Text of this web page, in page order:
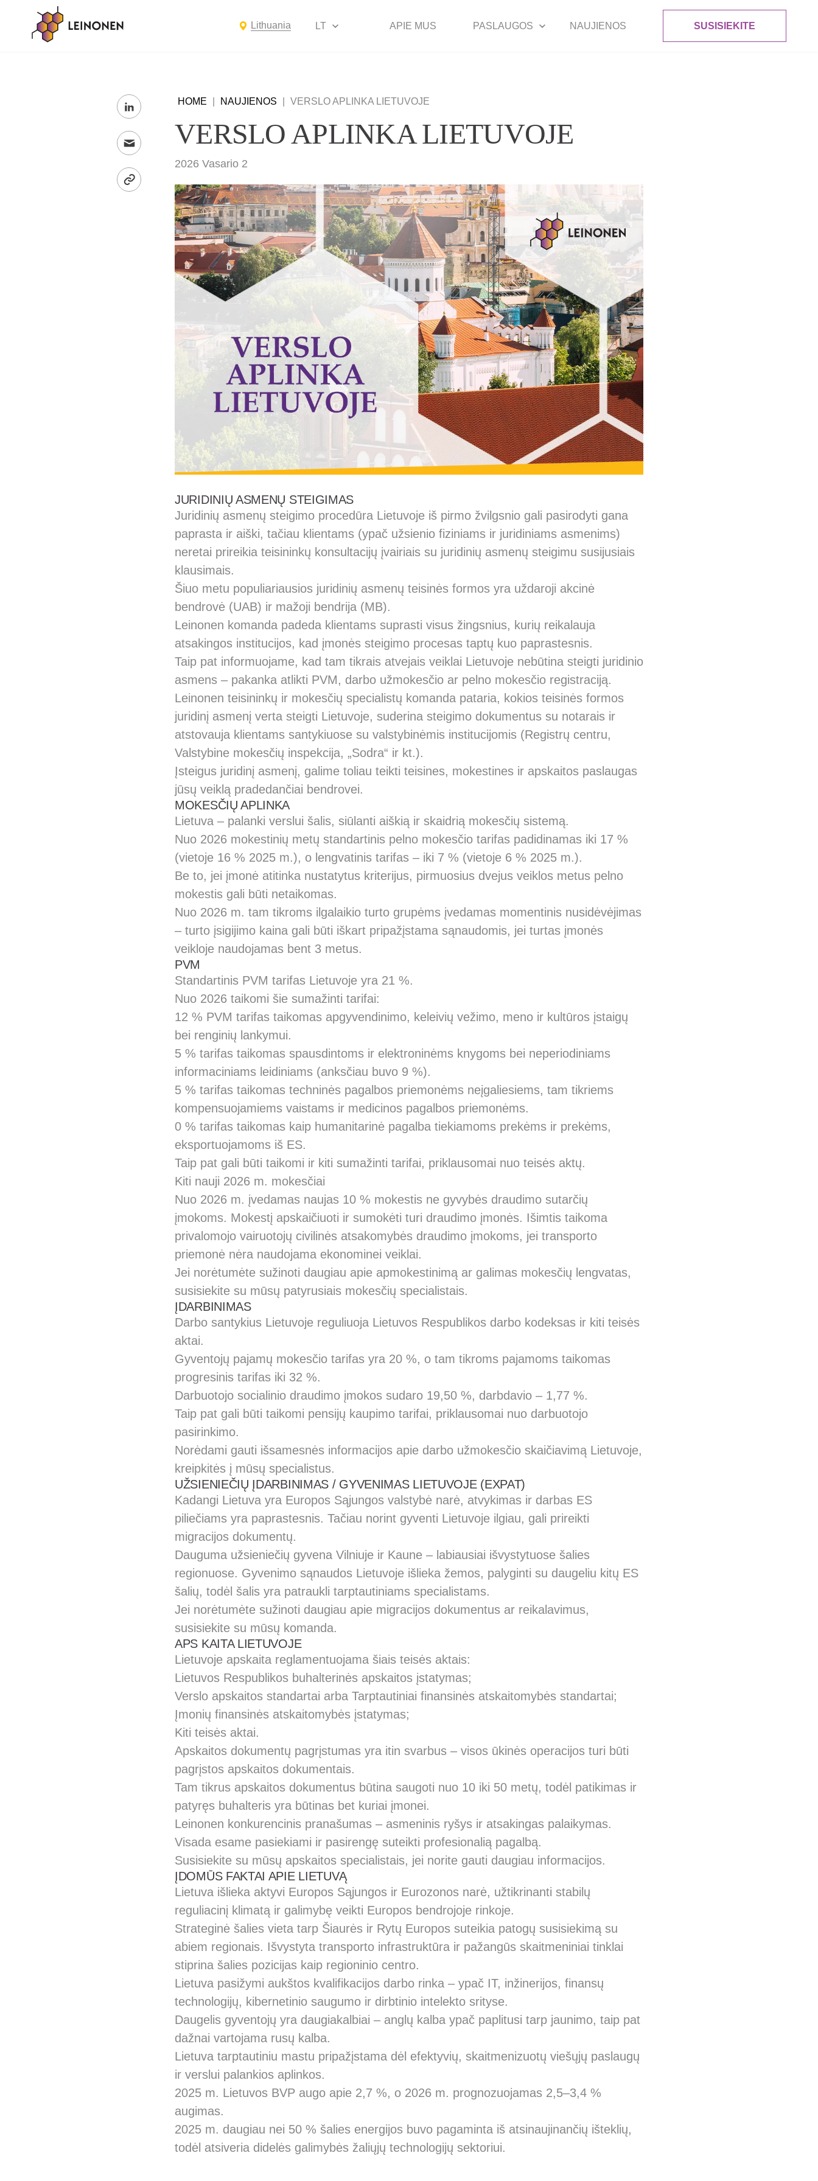
Lithuania LT APIE MUS PASLAUGOS NAUJIENOS SUSISIEKITE
HOME NAUJIENOS VERSLO APLINKA LIETUVOJE
VERSLO APLINKA LIETUVOJE
2026 Vasario 2
JURIDINIŲ ASMENŲ STEIGIMAS
Juridinių asmenų steigimo procedūra Lietuvoje iš pirmo žvilgsnio gali pasirodyti gana
paprasta ir aiški, tačiau klientams (ypač užsienio fiziniams ir juridiniams asmenims)
neretai prireikia teisininkų konsultacijų įvairiais su juridinių asmenų steigimu susijusiais
klausimais.
Šiuo metu populiariausios juridinių asmenų teisinės formos yra uždaroji akcinė
bendrovė (UAB) ir mažoji bendrija (MB).
Leinonen komanda padeda klientams suprasti visus žingsnius, kurių reikalauja
atsakingos institucijos, kad įmonės steigimo procesas taptų kuo paprastesnis.
Taip pat informuojame, kad tam tikrais atvejais veiklai Lietuvoje nebūtina steigti juridinio
asmens – pakanka atlikti PVM, darbo užmokesčio ar pelno mokesčio registraciją.
Leinonen teisininkų ir mokesčių specialistų komanda pataria, kokios teisinės formos
juridinį asmenį verta steigti Lietuvoje, suderina steigimo dokumentus su notarais ir
atstovauja klientams santykiuose su valstybinėmis institucijomis (Registrų centru,
Valstybine mokesčių inspekcija, „Sodra“ ir kt.).
Įsteigus juridinį asmenį, galime toliau teikti teisines, mokestines ir apskaitos paslaugas
jūsų veiklą pradedančiai bendrovei.
MOKESČIŲ APLINKA
Lietuva – palanki verslui šalis, siūlanti aiškią ir skaidrią mokesčių sistemą.
Nuo 2026 mokestinių metų standartinis pelno mokesčio tarifas padidinamas iki 17 %
(vietoje 16 % 2025 m.), o lengvatinis tarifas – iki 7 % (vietoje 6 % 2025 m.).
Be to, jei įmonė atitinka nustatytus kriterijus, pirmuosius dvejus veiklos metus pelno
mokestis gali būti netaikomas.
Nuo 2026 m. tam tikroms ilgalaikio turto grupėms įvedamas momentinis nusidėvėjimas
– turto įsigijimo kaina gali būti iškart pripažįstama sąnaudomis, jei turtas įmonės
veikloje naudojamas bent 3 metus.
PVM
Standartinis PVM tarifas Lietuvoje yra 21 %.
Nuo 2026 taikomi šie sumažinti tarifai:
12 % PVM tarifas taikomas apgyvendinimo, keleivių vežimo, meno ir kultūros įstaigų
bei renginių lankymui.
5 % tarifas taikomas spausdintoms ir elektroninėms knygoms bei neperiodiniams
informaciniams leidiniams (anksčiau buvo 9 %).
5 % tarifas taikomas techninės pagalbos priemonėms neįgaliesiems, tam tikriems
kompensuojamiems vaistams ir medicinos pagalbos priemonėms.
0 % tarifas taikomas kaip humanitarinė pagalba tiekiamoms prekėms ir prekėms,
eksportuojamoms iš ES.
Taip pat gali būti taikomi ir kiti sumažinti tarifai, priklausomai nuo teisės aktų.
Kiti nauji 2026 m. mokesčiai
Nuo 2026 m. įvedamas naujas 10 % mokestis ne gyvybės draudimo sutarčių
įmokoms. Mokestį apskaičiuoti ir sumokėti turi draudimo įmonės. Išimtis taikoma
privalomojo vairuotojų civilinės atsakomybės draudimo įmokoms, jei transporto
priemonė nėra naudojama ekonominei veiklai.
Jei norėtumėte sužinoti daugiau apie apmokestinimą ar galimas mokesčių lengvatas,
susisiekite su mūsų patyrusiais mokesčių specialistais.
ĮDARBINIMAS
Darbo santykius Lietuvoje reguliuoja Lietuvos Respublikos darbo kodeksas ir kiti teisės
aktai.
Gyventojų pajamų mokesčio tarifas yra 20 %, o tam tikroms pajamoms taikomas
progresinis tarifas iki 32 %.
Darbuotojo socialinio draudimo įmokos sudaro 19,50 %, darbdavio – 1,77 %.
Taip pat gali būti taikomi pensijų kaupimo tarifai, priklausomai nuo darbuotojo
pasirinkimo.
Norėdami gauti išsamesnės informacijos apie darbo užmokesčio skaičiavimą Lietuvoje,
kreipkitės į mūsų specialistus.
UŽSIENIEČIŲ ĮDARBINIMAS / GYVENIMAS LIETUVOJE (EXPAT)
Kadangi Lietuva yra Europos Sąjungos valstybė narė, atvykimas ir darbas ES
piliečiams yra paprastesnis. Tačiau norint gyventi Lietuvoje ilgiau, gali prireikti
migracijos dokumentų.
Dauguma užsieniečių gyvena Vilniuje ir Kaune – labiausiai išvystytuose šalies
regionuose. Gyvenimo sąnaudos Lietuvoje išlieka žemos, palyginti su daugeliu kitų ES
šalių, todėl šalis yra patraukli tarptautiniams specialistams.
Jei norėtumėte sužinoti daugiau apie migracijos dokumentus ar reikalavimus,
susisiekite su mūsų komanda.
APS KAITA LIETUVOJE
Lietuvoje apskaita reglamentuojama šiais teisės aktais:
Lietuvos Respublikos buhalterinės apskaitos įstatymas;
Verslo apskaitos standartai arba Tarptautiniai finansinės atskaitomybės standartai;
Įmonių finansinės atskaitomybės įstatymas;
Kiti teisės aktai.
Apskaitos dokumentų pagrįstumas yra itin svarbus – visos ūkinės operacijos turi būti
pagrįstos apskaitos dokumentais.
Tam tikrus apskaitos dokumentus būtina saugoti nuo 10 iki 50 metų, todėl patikimas ir
patyręs buhalteris yra būtinas bet kuriai įmonei.
Leinonen konkurencinis pranašumas – asmeninis ryšys ir atsakingas palaikymas.
Visada esame pasiekiami ir pasirengę suteikti profesionalią pagalbą.
Susisiekite su mūsų apskaitos specialistais, jei norite gauti daugiau informacijos.
ĮDOMŪS FAKTAI APIE LIETUVĄ
Lietuva išlieka aktyvi Europos Sąjungos ir Eurozonos narė, užtikrinanti stabilų
reguliacinį klimatą ir galimybę veikti Europos bendrojoje rinkoje.
Strateginė šalies vieta tarp Šiaurės ir Rytų Europos suteikia patogų susisiekimą su
abiem regionais. Išvystyta transporto infrastruktūra ir pažangūs skaitmeniniai tinklai
stiprina šalies pozicijas kaip regioninio centro.
Lietuva pasižymi aukštos kvalifikacijos darbo rinka – ypač IT, inžinerijos, finansų
technologijų, kibernetinio saugumo ir dirbtinio intelekto srityse.
Daugelis gyventojų yra daugiakalbiai – anglų kalba ypač paplitusi tarp jaunimo, taip pat
dažnai vartojama rusų kalba.
Lietuva tarptautiniu mastu pripažįstama dėl efektyvių, skaitmenizuotų viešųjų paslaugų
ir verslui palankios aplinkos.
2025 m. Lietuvos BVP augo apie 2,7 %, o 2026 m. prognozuojamas 2,5–3,4 %
augimas.
2025 m. daugiau nei 50 % šalies energijos buvo pagaminta iš atsinaujinančių išteklių,
todėl atsiveria didelės galimybės žaliųjų technologijų sektoriui.